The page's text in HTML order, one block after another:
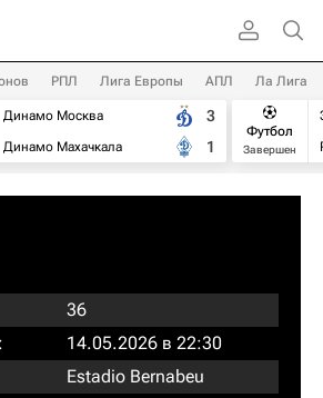
РПЛ Лига Европы АПЛ Ла Лига
Динамо Москва
Динамо Махачкала
3
1
Футбол
Завершен
36
14.05.2026 в 22:30
Estadio Bernabeu